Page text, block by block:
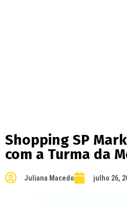
Shopping SP
com a Turma da
Juliana Macedo julho 26,